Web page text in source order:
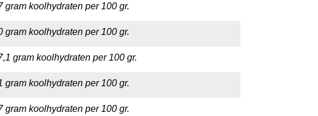
gram koolhydraten per 100 gr.
gram koolhydraten per 100 gr.
gram koolhydraten per 100 gr.
gram koolhydraten per 100 gr.
gram koolhydraten per 100 gr.